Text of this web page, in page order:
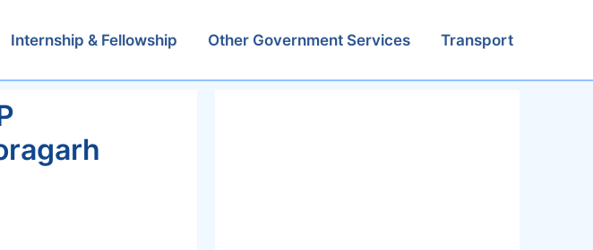
Internship & Fellowship Other Government Services Transport